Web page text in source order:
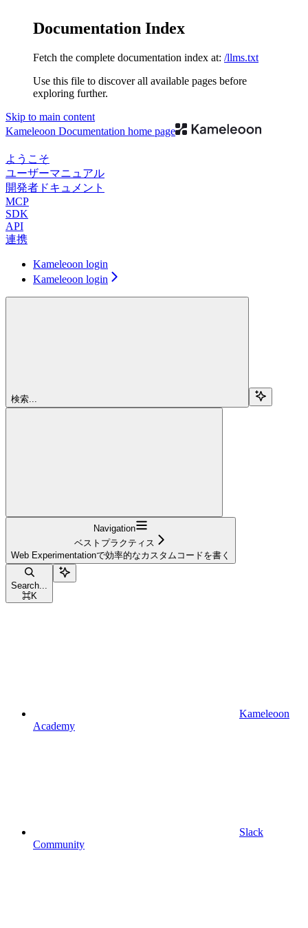
Documentation Index
Fetch the complete documentation index at: /llms.txt
Use this file to discover all available pages before
exploring further.
Skip to main content
Kameleoon Documentation home page
ようこそ
ユーザーマニュアル
開発者ドキュメント
MCP
SDK
API
連携
Kameleoon login
Kameleoon login
検索...
Navigation
ベストプラクティス
Web Experimentationで効率的なカスタムコードを書く
Search...
⌘K
Kameleoon
Academy
Slack
Community